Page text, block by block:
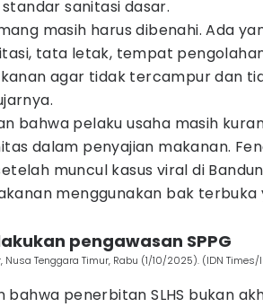
sanitasi dasar.
masih harus dibenahi. Ada
tata letak, tempat
agar tidak tercampur dan
bahwa pelaku usaha masih
dalam penyajian makanan.
muncul kasus viral di
menggunakan bak terbuka
pengawasan SPPG
Nusa Tenggara Timur, Rabu (1/10/2025). (IDN Times/
bahwa penerbitan SLHS bukan